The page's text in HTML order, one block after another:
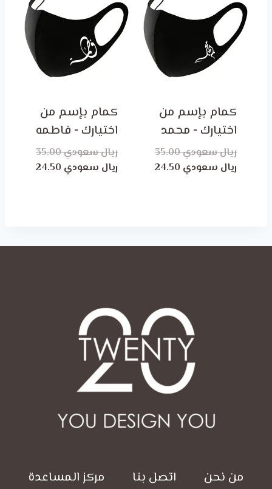
كمام بإسم من
اختيارك - محمد
ريال سعودي35.00
السعر
ريال سعودي
كمام بإسم من
اختيارك - فاطمه
ريال سعودي35.00
السعر
ريال سعودي
من نحن اتصل بنا مركز المساعدة